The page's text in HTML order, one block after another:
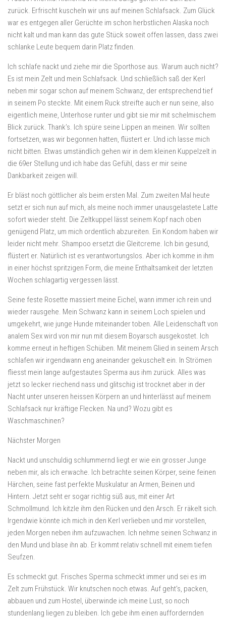
zurück. Erfrischt kuscheln wir uns auf meinen Schlafsack. Zum Glück
war es entgegen aller Gerüchte im schon herbstlichen Alaska noch
nicht kalt und man kann das gute Stück soweit offen lassen, dass zwei
schlanke Leute bequem darin Platz finden.
Ich schlafe nackt und ziehe mir die Sporthose aus. Warum auch nicht?
Es ist mein Zelt und mein Schlafsack. Und schließlich saß der Kerl
neben mir sogar schon auf meinem Schwanz, der entsprechend tief
in seinem Po steckte. Mit einem Ruck streifte auch er nun seine, also
eigentlich meine, Unterhose runter und gibt sie mir mit schelmischem
Blick zurück. Thank’s. Ich spüre seine Lippen an meinen. Wir sollten
fortsetzen, was wir begonnen hatten, flüstert er. Und ich lasse mich
nicht bitten. Etwas umständlich gehen wir in dem kleinen Kuppelzelt in
die 69er Stellung und ich habe das Gefühl, dass er mir seine
Dankbarkeit zeigen will.
Er bläst noch göttlicher als beim ersten Mal. Zum zweiten Mal heute
setzt er sich nun auf mich, als meine noch immer unausgelastete Latte
sofort wieder steht. Die Zeltkuppel lässt seinem Kopf nach oben
genügend Platz, um mich ordentlich abzureiten. Ein Kondom haben wir
leider nicht mehr. Shampoo ersetzt die Gleitcreme. Ich bin gesund,
flüstert er. Natürlich ist es verantwortungslos. Aber ich komme in ihm
in einer höchst spritzigen Form, die meine Enthaltsamkeit der letzten
Wochen schlagartig vergessen lässt.
Seine feste Rosette massiert meine Eichel, wann immer ich rein und
wieder rausgehe. Mein Schwanz kann in seinem Loch spielen und
umgekehrt, wie junge Hunde miteinander toben. Alle Leidenschaft von
analem Sex wird von mir nun mit diesem Boyarsch ausgekostet. Ich
komme erneut in heftigen Schüben. Mit meinem Glied in seinem Arsch
schlafen wir irgendwann eng aneinander gekuschelt ein. In Strömen
fliesst mein lange aufgestautes Sperma aus ihm zurück. Alles was
jetzt so lecker riechend nass und glitschig ist trocknet aber in der
Nacht unter unseren heissen Körpern an und hinterlässt auf meinem
Schlafsack nur kräftige Flecken. Na und? Wozu gibt es
Waschmaschinen?
Nächster Morgen
Nackt und unschuldig schlummernd liegt er wie ein grosser Junge
neben mir, als ich erwache. Ich betrachte seinen Körper, seine feinen
Härchen, seine fast perfekte Muskulatur an Armen, Beinen und
Hintern. Jetzt seht er sogar richtig süß aus, mit einer Art
Schmollmund. Ich kitzle ihm den Rücken und den Arsch. Er räkelt sich.
Irgendwie könnte ich mich in den Kerl verlieben und mir vorstellen,
jeden Morgen neben ihm aufzuwachen. Ich nehme seinen Schwanz in
den Mund und blase ihn ab. Er kommt relativ schnell mit einem tiefen
Seufzen.
Es schmeckt gut. Frisches Sperma schmeckt immer und sei es im
Zelt zum Frühstück. Wir knutschen noch etwas. Auf geht’s, packen,
abbauen und zum Hostel, überwinde ich meine Lust, so noch
stundenlang liegen zu bleiben. Ich gebe ihm einen auffordernden